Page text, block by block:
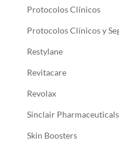
Protocolos Clínicos
Protocolos Clínicos y
Restylane
Revitacare
Revolax
Sinclair
Skin Boosters